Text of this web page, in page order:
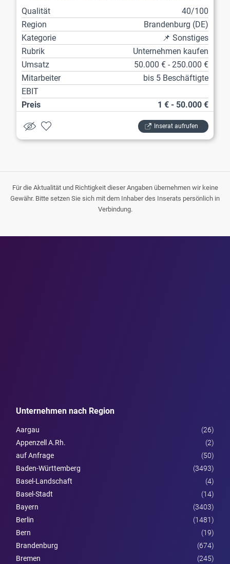
Qualität
40/100
Region
Brandenburg (DE)
Kategorie
📌 Sonstiges
Rubrik
Unternehmen kaufen
Umsatz
50.000 € - 250.000 €
Mitarbeiter
bis 5 Beschäftigte
EBIT
Preis
1 € - 50.000 €
Inserat aufrufen
Für die Aktualität und Richtigkeit dieser Angaben übernehmen wir keine
Gewähr. Bitte setzen Sie sich mit dem Inhaber des Inserats persönlich in
Verbindung.
Unternehmen nach Region
Aargau
(26)
Appenzell A.Rh.
(2)
auf Anfrage
(50)
Baden-Württemberg
(3493)
Basel-Landschaft
(4)
Basel-Stadt
(14)
Bayern
(3403)
Berlin
(1481)
Bern
(19)
Brandenburg
(674)
Bremen
(245)